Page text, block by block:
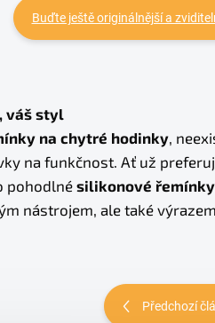
Buďte ještě originálnější a
váš styl
na chytré hodinky ,
na funkčnost. Ať už
pohodlné silikonové řemínky
nástrojem, ale také
Předchozí